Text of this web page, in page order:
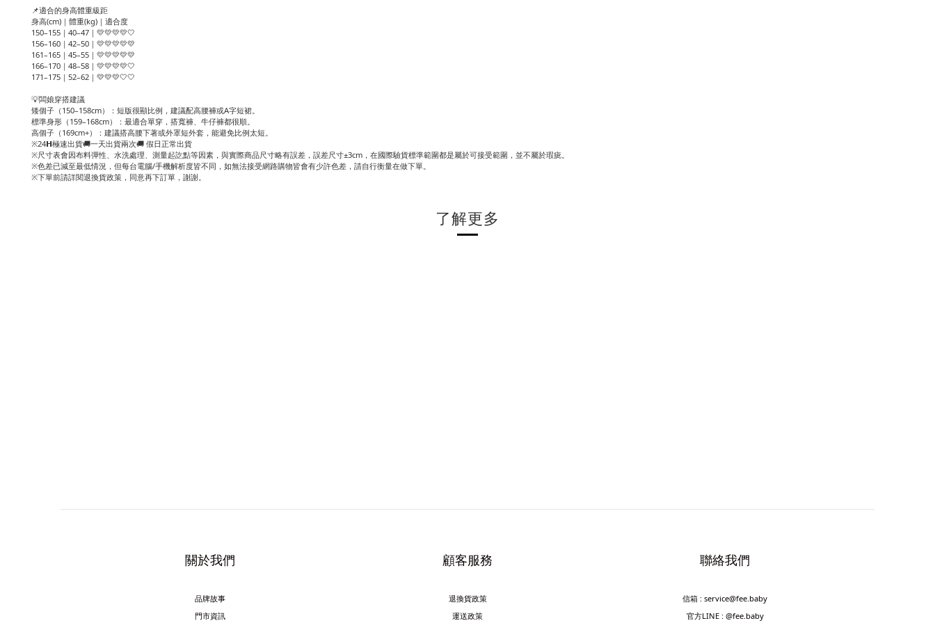
📌適合的身高體重級距
身高(cm)｜體重(kg)｜適合度
150–155｜40–47｜💛💛💛💛🤍
156–160｜42–50｜💛💛💛💛💛
161–165｜45–55｜💛💛💛💛💛
166–170｜48–58｜💛💛💛💛🤍
171–175｜52–62｜💛💛💛🤍🤍
💡闆娘穿搭建議
矮個子（150–158cm）：短版很顯比例，建議配高腰褲或A字短裙。
標準身形（159–168cm）：最適合單穿，搭寬褲、牛仔褲都很順。
高個子（169cm+）：建議搭高腰下著或外罩短外套，能避免比例太短。
※24𝗛極速出貨🚚一天出貨兩次🚚 假日正常出貨
※尺寸表會因布料彈性、水洗處理、測量起訖點等因素，與實際商品尺寸略有誤差，誤差尺寸±3cm，在國際驗貨標準範圍都是屬於可接受範圍，並不屬於瑕疵。
※色差已減至最低情況，但每台電腦/手機解析度皆不同，如無法接受網路購物皆會有少許色差，請自行衡量在做下單。
※下單前請詳閱退換貨政策，同意再下訂單，謝謝。
了解更多
關於我們
品牌故事
門市資訊
顧客服務
退換貨政策
運送政策
聯絡我們
信箱 : service@fee.baby
官方LINE : @fee.baby